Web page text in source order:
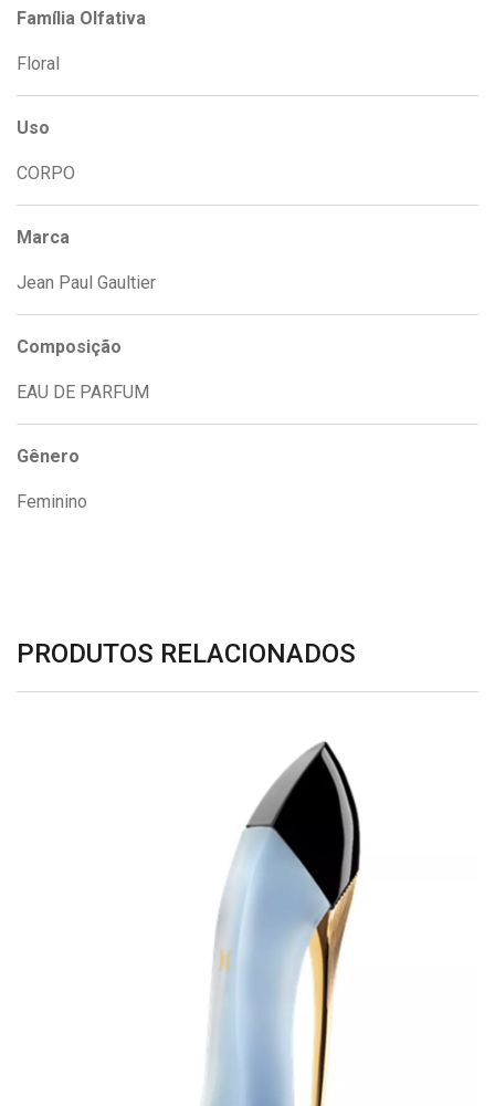
Família Olfativa
Floral
Uso
CORPO
Marca
Jean Paul Gaultier
Composição
EAU DE PARFUM
Gênero
Feminino
PRODUTOS RELACIONADOS